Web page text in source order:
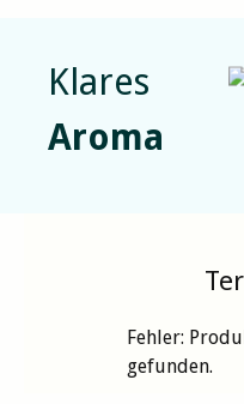
Klares
Aroma
Fehler:
gefunden.